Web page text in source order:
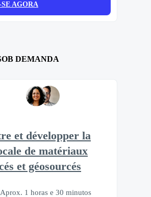
AGORA
DEMANDA
et développer la
de matériaux
et géosourcés
Aprox. 1 horas e 30 minutos